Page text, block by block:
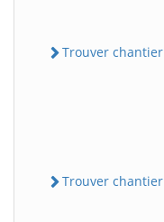
Trouver
Trouver chantier